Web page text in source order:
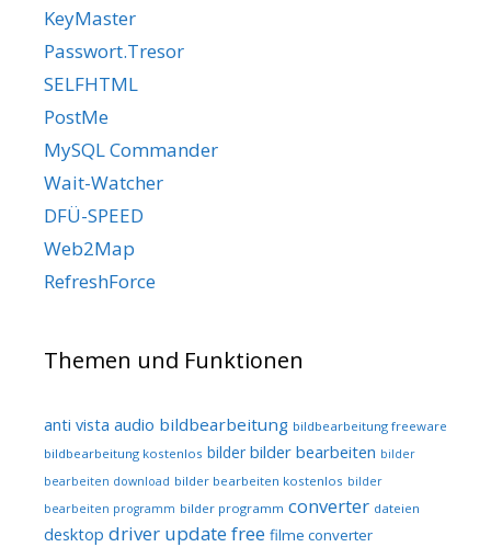
KeyMaster
Passwort.Tresor
SELFHTML
PostMe
MySQL Commander
Wait-Watcher
DFÜ-SPEED
Web2Map
RefreshForce
Themen und Funktionen
anti vista audio bildbearbeitung bildbearbeitung freeware
bildbearbeitung kostenlos bilder bilder bearbeiten bilder
bearbeiten download bilder bearbeiten kostenlos bilder
bearbeiten programm bilder programm converter dateien
desktop driver update free filme converter